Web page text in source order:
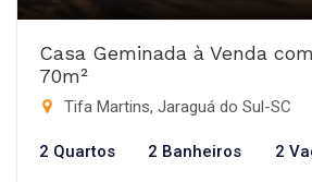
Casa Geminada à Venda
70m²
Tifa Martins, Jaraguá do Sul-SC
2 Quartos 2 Banheiros 2